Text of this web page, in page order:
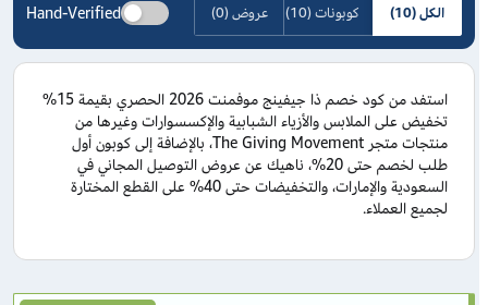
الكل (10) كوبونات (10) عروض (0) Hand-Verified
استفد من كود خصم ذا جيفينج موفمنت 2026 الحصري بقيمة 15%
تخفيض على الملابس والأزياء الشبابية والإكسسوارات وغيرها من
منتجات متجر The Giving Movement، بالإضافة إلى كوبون أول
طلب لخصم حتى 20%، ناهيك عن عروض التوصيل المجاني في
السعودية والإمارات، والتخفيضات حتى 40% على القطع المختارة
لجميع العملاء.